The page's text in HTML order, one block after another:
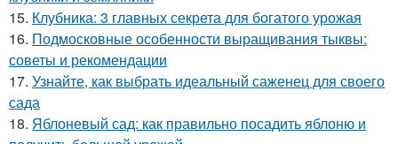
15. Клубника: 3 главных секрета для богатого урожая
16. Подмосковные особенности выращивания тыквы:
советы и рекомендации
17. Узнайте, как выбрать идеальный саженец для своего
сада
18. Яблоневый сад: как правильно посадить яблоню и